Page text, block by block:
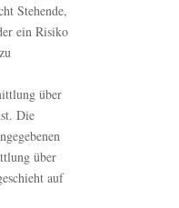
Stehende,
ein Risiko
über
Die
über
auf